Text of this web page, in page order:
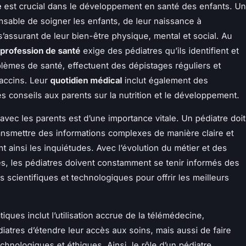
est crucial dans le développement en santé des enfants. Un
de soigner les enfants, de leur naissance à
de leur bien-être physique, mental et social. Au
profession de santé exige des pédiatres qu’ils identifient et
de santé, effectuent des dépistages réguliers et
Leur quotidien médical inclut également des
conseils aux parents sur la nutrition et le développement.
les parents est d’une importance vitale. Un pédiatre doit
des informations complexes de manière claire et
ainsi les inquiétudes. Avec l’évolution du métier et des
les pédiatres doivent constamment se tenir informés des
scientifiques et technologiques pour offrir les meilleurs
inclut l’utilisation accrue de la télémédecine,
d’étendre leur accès aux soins, mais aussi de faire